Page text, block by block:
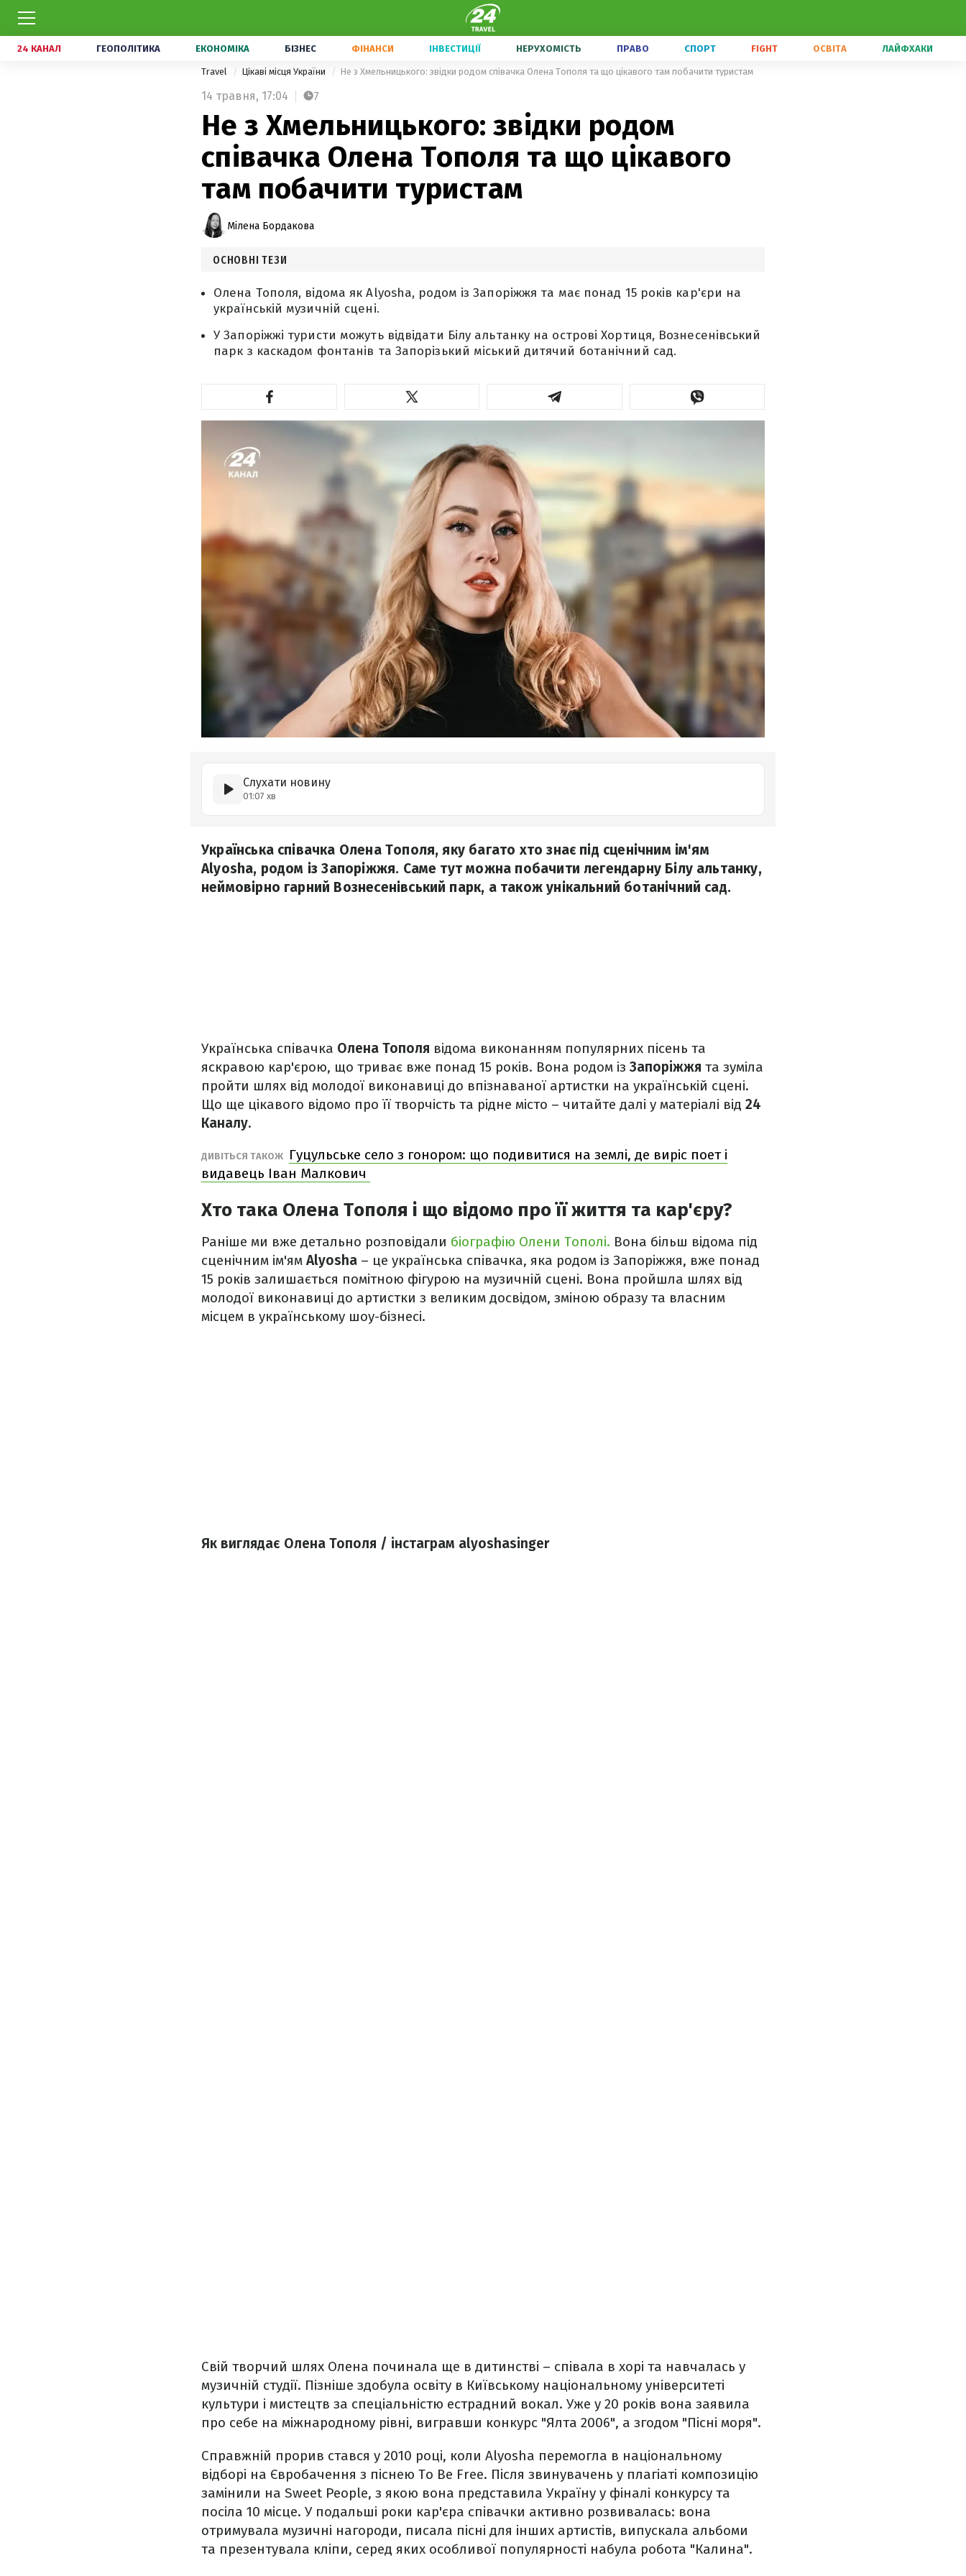
24 КАНАЛ ГЕОПОЛІТИКА ЕКОНОМІКА БІЗНЕС ФІНАНСИ ІНВЕСТИЦІЇ НЕРУХОМІСТЬ ПРАВО СПОРТ FIGHT ОСВІТА ЛАЙФХАКИ
Travel Цікаві місця України Не з Хмельницького: звідки родом співачка Олена Тополя та що цікавого там побачити туристам
14 травня, 17:04 7
Не з Хмельницького: звідки родом
співачка Олена Тополя та що цікавого
там побачити туристам
Мілена Бордакова
ОСНОВНІ ТЕЗИ
Олена Тополя, відома як Alyosha, родом із Запоріжжя та має понад 15 років кар'єри на
українській музичній сцені.
У Запоріжжі туристи можуть відвідати Білу альтанку на острові Хортиця, Вознесенівський
парк з каскадом фонтанів та Запорізький міський дитячий ботанічний сад.
Слухати новину
01:07 хв
Українська співачка Олена Тополя, яку багато хто знає під сценічним ім'ям
Alyosha, родом із Запоріжжя. Саме тут можна побачити легендарну Білу альтанку,
неймовірно гарний Вознесенівський парк, а також унікальний ботанічний сад.
Українська співачка Олена Тополя відома виконанням популярних пісень та
яскравою кар'єрою, що триває вже понад 15 років. Вона родом із Запоріжжя та зуміла
пройти шлях від молодої виконавиці до впізнаваної артистки на українській сцені.
Що ще цікавого відомо про її творчість та рідне місто – читайте далі у матеріалі від 24
Каналу.
ДИВІТЬСЯ ТАКОЖ
Гуцульське село з гонором: що подивитися на землі, де виріс поет і
видавець Іван Малкович
Хто така Олена Тополя і що відомо про її життя та кар'єру?
Раніше ми вже детально розповідали біографію Олени Тополі. Вона більш відома під
сценічним ім'ям Alyosha – це українська співачка, яка родом із Запоріжжя, вже понад
15 років залишається помітною фігурою на музичній сцені. Вона пройшла шлях від
молодої виконавиці до артистки з великим досвідом, зміною образу та власним
місцем в українському шоу-бізнесі.
Як виглядає Олена Тополя / інстаграм alyoshasinger
Свій творчий шлях Олена починала ще в дитинстві – співала в хорі та навчалась у
музичній студії. Пізніше здобула освіту в Київському національному університеті
культури і мистецтв за спеціальністю естрадний вокал. Уже у 20 років вона заявила
про себе на міжнародному рівні, вигравши конкурс "Ялта 2006", а згодом "Пісні моря".
Справжній прорив стався у 2010 році, коли Alyosha перемогла в національному
відборі на Євробачення з піснею To Be Free. Після звинувачень у плагіаті композицію
замінили на Sweet People, з якою вона представила Україну у фіналі конкурсу та
посіла 10 місце. У подальші роки кар'єра співачки активно розвивалась: вона
отримувала музичні нагороди, писала пісні для інших артистів, випускала альбоми
та презентувала кліпи, серед яких особливої популярності набула робота "Калина".